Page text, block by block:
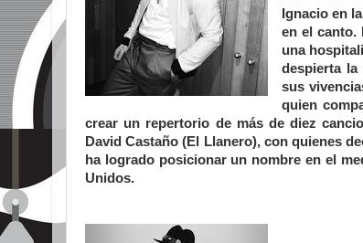
Ignacio en
en el canto.
una
despierta
sus
quien
crear un repertorio de más de diez
David Castaño (El Llanero), con quienes
ha logrado posicionar un nombre en el
Unidos.